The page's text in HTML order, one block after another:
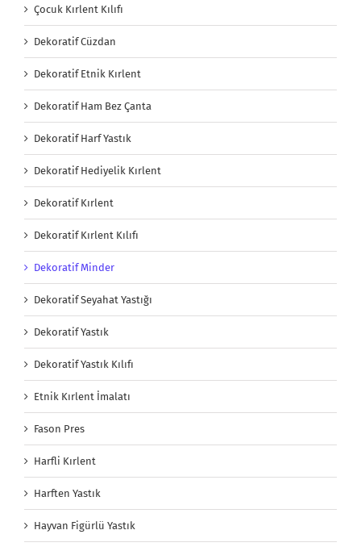
Çocuk Kırlent Kılıfı
Dekoratif Cüzdan
Dekoratif Etnik Kırlent
Dekoratif Ham Bez Çanta
Dekoratif Harf Yastık
Dekoratif Hediyelik Kırlent
Dekoratif Kırlent
Dekoratif Kırlent Kılıfı
Dekoratif Minder
Dekoratif Seyahat Yastığı
Dekoratif Yastık
Dekoratif Yastık Kılıfı
Etnik Kırlent İmalatı
Fason Pres
Harfli Kırlent
Harften Yastık
Hayvan Figürlü Yastık